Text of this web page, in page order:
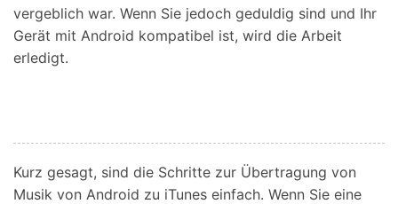
vergeblich war. Wenn Sie jedoch geduldig sind und Ihr
Gerät mit Android kompatibel ist, wird die Arbeit
erledigt.
Kurz gesagt, sind die Schritte zur Übertragung von
Musik von Android zu iTunes einfach. Wenn Sie eine